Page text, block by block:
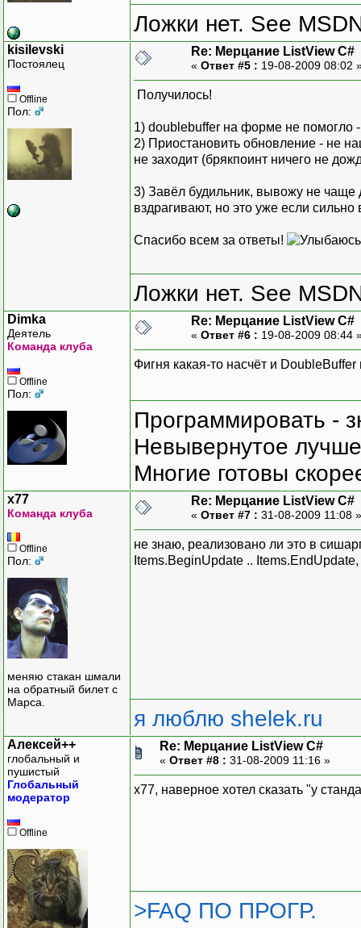
Ложки нет. See
kisilevski
Постоялец
Offline
Пол:
Re: Мерцание ListView C#
« Ответ #5 : 19-08-2009 08:02
Получилось!
1) doublebuffer на форме не помогло
2) Приостановить обновление - не
не заходит (брякпоинт ничего не
3) Завёл будильник, вывожу не чаще
вздрагивают, но это уже если сильно
Спасибо всем за ответы!
Ложки нет. See
Dimka
Деятель
Команда клуба
Offline
Пол:
Re: Мерцание ListView C#
« Ответ #6 : 19-08-2009 08:44
Фигня какая-то насчёт и DoubleBuffer
Программировать -
Невывернутое
Многие готовы
x77
Команда клуба
Offline
Пол:
меняю стакан шмали
на обратный билет с
Марса.
Re: Мерцание ListView C#
« Ответ #7 : 31-08-2009 11:08
не знаю, реализовано ли это в
Items.BeginUpdate ..
я люблю shelek.ru
Алексей++
глобальный и
пушистый
Глобальный
модератор
Offline
Re: Мерцание ListView C#
« Ответ #8 : 31-08-2009 11:16 »
x77, наверное хотел сказать "у
>FAQ ПО ПРОГР.